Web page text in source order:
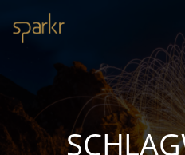
Inhalt
springen
Leadership